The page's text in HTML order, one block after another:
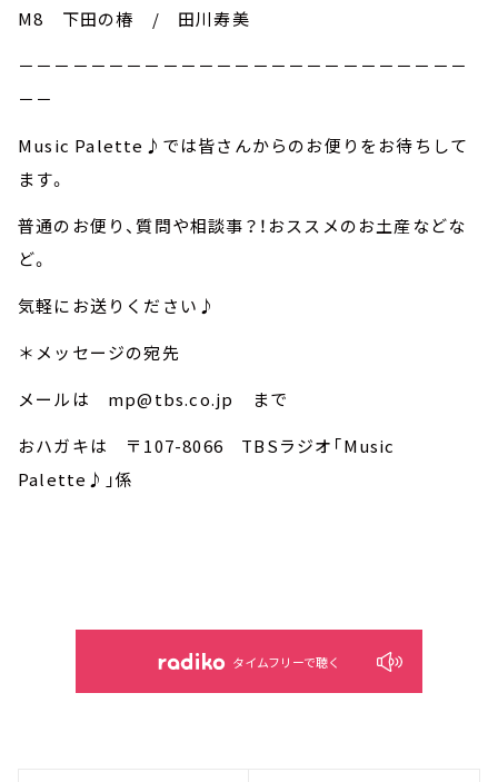
M8 下田の椿 / 田川寿美
－－－－－－－－－－－－－－－－－－－－－－－－－
－－
Music Palette♪では皆さんからのお便りをお待ちして
ます。
普通のお便り、質問や相談事？！おススメのお土産などな
ど。
気軽にお送りください♪
＊メッセージの宛先
メールは mp@tbs.co.jp まで
おハガキは 〒107-8066 TBSラジオ「Music
Palette♪」係
タイムフリーで聴く